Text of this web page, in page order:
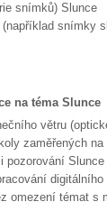
snímků) Slunce
snímky
na téma Slunce
větru
zaměřených na
omezení témat s